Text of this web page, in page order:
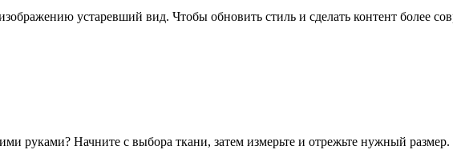
устаревший вид. Чтобы обновить стиль и сделать контент более
руками? Начните с выбора ткани, затем измерьте и отрежьте нужный